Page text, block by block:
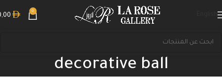
0
decorative ball